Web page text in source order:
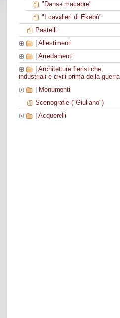
"Danse macabre"
"I cavalieri di Ekebù"
Pastelli
Allestimenti
Arredamenti
Architetture fieristiche,
industriali e civili prima della guerra
Monumenti
Scenografie ("Giuliano")
Acquerelli